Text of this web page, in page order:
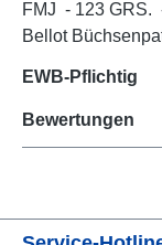
FMJ - 123 GRS.
Bellot
EWB-Pflichtig
Bewertungen